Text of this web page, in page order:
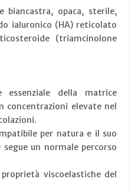
biancastra, opaca, sterile,
ialuronico (HA) reticolato
(triamcinolone
essenziale della matrice
concentrazioni elevate nel
per natura e il suo
un normale percorso
proprietà viscoelastiche del